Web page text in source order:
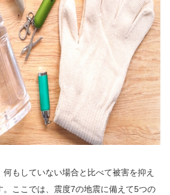
もしていない場合と比べて被害を抑え
。ここでは、震度7の地震に備えて5つの